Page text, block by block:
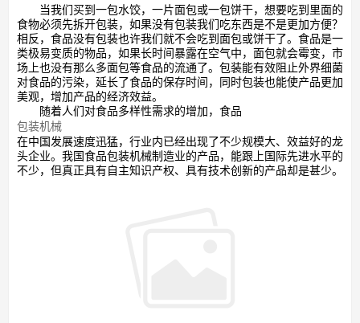
当我们买到一包水饺，一片面包或一包饼干，想要吃到里面的
食物必须先拆开包装，如果没有包装我们吃东西是不是更加方便？
相反，食品没有包装也许我们就不会吃到面包或饼干了。食品是一
类极易变质的物品，如果长时间暴露在空气中，面包就会霉变，市
场上也没有那么多面包等食品的流通了。包装能有效阻止外界细菌
对食品的污染，延长了食品的保存时间，同时包装也能使产品更加
美观，增加产品的经济效益。
随着人们对食品多样性需求的增加，食品
包装机械
在中国发展速度迅猛，行业内已经出现了不少规模大、效益好的龙
头企业。我国食品包装机械制造业的产品，能跟上国际先进水平的
不少，但真正具有自主知识产权、具有技术创新的产品却是甚少。